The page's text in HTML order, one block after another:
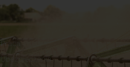
Praca
Ubezpieczenia